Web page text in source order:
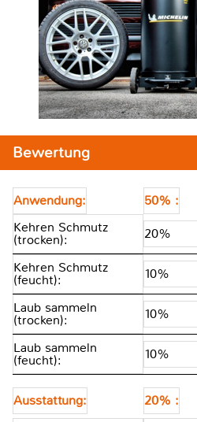
Bewertung
Anwendung:
50% :
Kehren Schmutz
(trocken): 20%
Kehren Schmutz
(feucht): 10%
Laub sammeln
(trocken): 10%
Laub sammeln
(feucht): 10%
Ausstattung:
20% :